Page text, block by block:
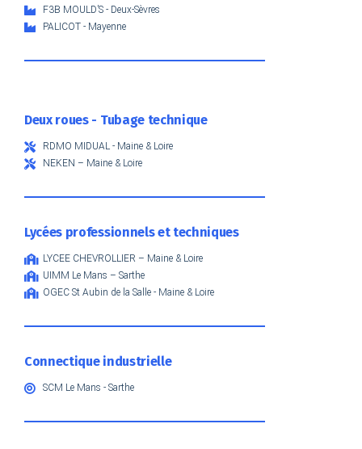
F3B MOULD’S - Deux-Sèvres
PALICOT - Mayenne
Deux roues - Tubage technique
RDMO MIDUAL - Maine & Loire
NEKEN – Maine & Loire
Lycées professionnels et techniques
LYCEE CHEVROLLIER – Maine & Loire
UIMM Le Mans – Sarthe
OGEC St Aubin de la Salle - Maine & Loire
Connectique industrielle
SCM Le Mans - Sarthe